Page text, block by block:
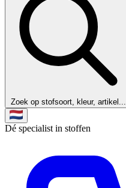
Zoek op stofsoort, kleur, artikel...
Dé specialist in stoffen